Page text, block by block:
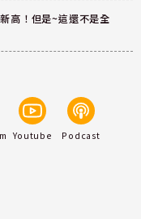
高！但是~這還不是全
Youtube Podcast